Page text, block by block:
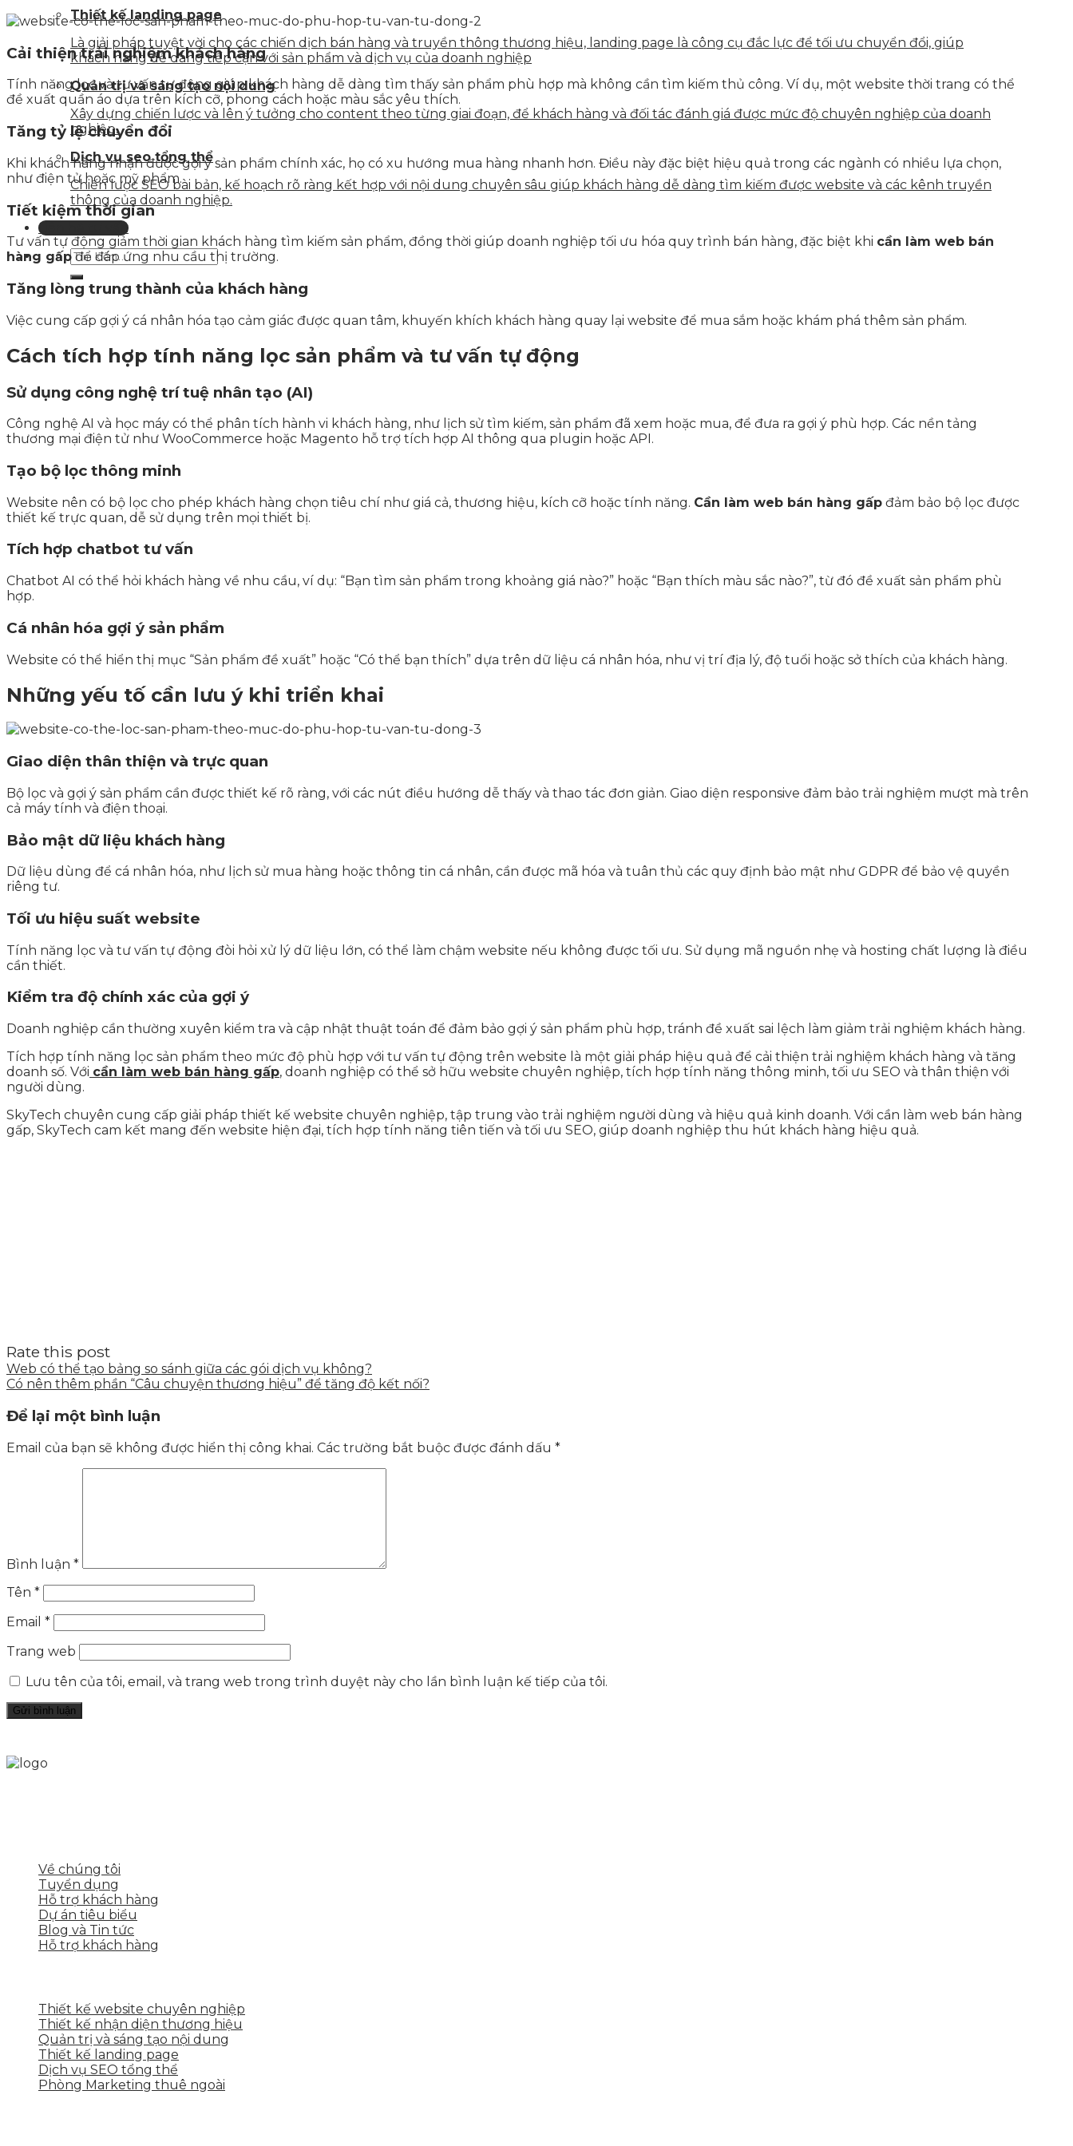
Thiết kế landing page
Là giải pháp tuyệt vời cho các chiến dịch bán hàng và truyền thông thương hiệu, landing page là công cụ đắc lực để tối ưu chuyển đổi, giúp
khách hàng dễ dàng tiếp cận với sản phẩm và dịch vụ của doanh nghiệp
Quản trị và sáng tạo nội dung
Xây dựng chiến lược và lên ý tưởng cho content theo từng giai đoạn, để khách hàng và đối tác đánh giá được mức độ chuyên nghiệp của doanh
nghiệp.
Dịch vụ seo tổng thể
Chiến lược SEO bài bản, kế hoạch rõ ràng kết hợp với nội dung chuyên sâu giúp khách hàng dễ dàng tìm kiếm được website và các kênh truyền
thông của doanh nghiệp.
Liên hệ tư vấn
Cải thiện trải nghiệm khách hàng
Tính năng lọc và tư vấn tự động giúp khách hàng dễ dàng tìm thấy sản phẩm phù hợp mà không cần tìm kiếm thủ công. Ví dụ, một website thời trang có thể
đề xuất quần áo dựa trên kích cỡ, phong cách hoặc màu sắc yêu thích.
Tăng tỷ lệ chuyển đổi
Khi khách hàng nhận được gợi ý sản phẩm chính xác, họ có xu hướng mua hàng nhanh hơn. Điều này đặc biệt hiệu quả trong các ngành có nhiều lựa chọn,
như điện tử hoặc mỹ phẩm.
Tiết kiệm thời gian
Tư vấn tự động giảm thời gian khách hàng tìm kiếm sản phẩm, đồng thời giúp doanh nghiệp tối ưu hóa quy trình bán hàng, đặc biệt khi cần làm web bán
hàng gấpđể đáp ứng nhu cầu thị trường.
Tăng lòng trung thành của khách hàng
Việc cung cấp gợi ý cá nhân hóa tạo cảm giác được quan tâm, khuyến khích khách hàng quay lại website để mua sắm hoặc khám phá thêm sản phẩm.
Cách tích hợp tính năng lọc sản phẩm và tư vấn tự động
Sử dụng công nghệ trí tuệ nhân tạo (AI)
Công nghệ AI và học máy có thể phân tích hành vi khách hàng, như lịch sử tìm kiếm, sản phẩm đã xem hoặc mua, để đưa ra gợi ý phù hợp. Các nền tảng
thương mại điện tử như WooCommerce hoặc Magento hỗ trợ tích hợp AI thông qua plugin hoặc API.
Tạo bộ lọc thông minh
Website nên có bộ lọc cho phép khách hàng chọn tiêu chí như giá cả, thương hiệu, kích cỡ hoặc tính năng. Cần làm web bán hàng gấp đảm bảo bộ lọc được
thiết kế trực quan, dễ sử dụng trên mọi thiết bị.
Tích hợp chatbot tư vấn
Chatbot AI có thể hỏi khách hàng về nhu cầu, ví dụ: “Bạn tìm sản phẩm trong khoảng giá nào?” hoặc “Bạn thích màu sắc nào?”, từ đó đề xuất sản phẩm phù
hợp.
Cá nhân hóa gợi ý sản phẩm
Website có thể hiển thị mục “Sản phẩm đề xuất” hoặc “Có thể bạn thích” dựa trên dữ liệu cá nhân hóa, như vị trí địa lý, độ tuổi hoặc sở thích của khách hàng.
Những yếu tố cần lưu ý khi triển khai
Giao diện thân thiện và trực quan
Bộ lọc và gợi ý sản phẩm cần được thiết kế rõ ràng, với các nút điều hướng dễ thấy và thao tác đơn giản. Giao diện responsive đảm bảo trải nghiệm mượt mà trên
cả máy tính và điện thoại.
Bảo mật dữ liệu khách hàng
Dữ liệu dùng để cá nhân hóa, như lịch sử mua hàng hoặc thông tin cá nhân, cần được mã hóa và tuân thủ các quy định bảo mật như GDPR để bảo vệ quyền
riêng tư.
Tối ưu hiệu suất website
Tính năng lọc và tư vấn tự động đòi hỏi xử lý dữ liệu lớn, có thể làm chậm website nếu không được tối ưu. Sử dụng mã nguồn nhẹ và hosting chất lượng là điều
cần thiết.
Kiểm tra độ chính xác của gợi ý
Doanh nghiệp cần thường xuyên kiểm tra và cập nhật thuật toán để đảm bảo gợi ý sản phẩm phù hợp, tránh đề xuất sai lệch làm giảm trải nghiệm khách hàng.
Tích hợp tính năng lọc sản phẩm theo mức độ phù hợp với tư vấn tự động trên website là một giải pháp hiệu quả để cải thiện trải nghiệm khách hàng và tăng
doanh số. Với cần làm web bán hàng gấp, doanh nghiệp có thể sở hữu website chuyên nghiệp, tích hợp tính năng thông minh, tối ưu SEO và thân thiện với
người dùng.
SkyTech chuyên cung cấp giải pháp thiết kế website chuyên nghiệp, tập trung vào trải nghiệm người dùng và hiệu quả kinh doanh. Với cần làm web bán hàng
gấp, SkyTech cam kết mang đến website hiện đại, tích hợp tính năng tiên tiến và tối ưu SEO, giúp doanh nghiệp thu hút khách hàng hiệu quả.
Rate this post
Web có thể tạo bảng so sánh giữa các gói dịch vụ không?
Có nên thêm phần “Câu chuyện thương hiệu” để tăng độ kết nối?
Để lại một bình luận
Email của bạn sẽ không được hiển thị công khai. Các trường bắt buộc được đánh dấu *
Bình luận *
Tên *
Email *
Trang web
Lưu tên của tôi, email, và trang web trong trình duyệt này cho lần bình luận kế tiếp của tôi.
Về chúng tôi
Tuyển dụng
Hỗ trợ khách hàng
Dự án tiêu biểu
Blog và Tin tức
Hỗ trợ khách hàng
Thiết kế website chuyên nghiệp
Thiết kế nhận diện thương hiệu
Quản trị và sáng tạo nội dung
Thiết kế landing page
Dịch vụ SEO tổng thể
Phòng Marketing thuê ngoài